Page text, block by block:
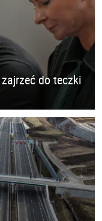
do teczki